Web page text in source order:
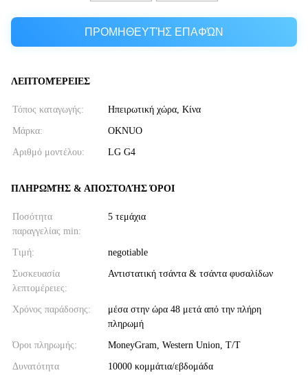
ΠΡΟΜΗΘΕΥΤΉΣ ΕΠΑΦΏΝ
ΛΕΠΤΟΜΈΡΕΙΕΣ
Τόπος καταγωγής: Ηπειρωτική χώρα, Κίνα
Μάρκα: OKNUO
Αριθμό μοντέλου: LG G4
ΠΛΗΡΩΜΉΣ & ΑΠΟΣΤΟΛΉΣ ΌΡΟΙ
Ποσότητα
παραγγελίας min:
5 τεμάχια
Τιμή: negotiable
Συσκευασία
λεπτομέρειες:
Αντιστατική τσάντα & τσάντα φυσαλίδων
Χρόνος παράδοσης:
μέσα στην ώρα 48 μετά από την πλήρη
πληρωμή
Όροι πληρωμής: MoneyGram, Western Union, T/T
Δυνατότητα
10000 κομμάτια/εβδομάδα